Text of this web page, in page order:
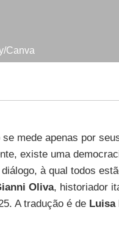
Canva
mede apenas por
existe uma
à qual todos
Oliva, historiador
A tradução é de Luisa